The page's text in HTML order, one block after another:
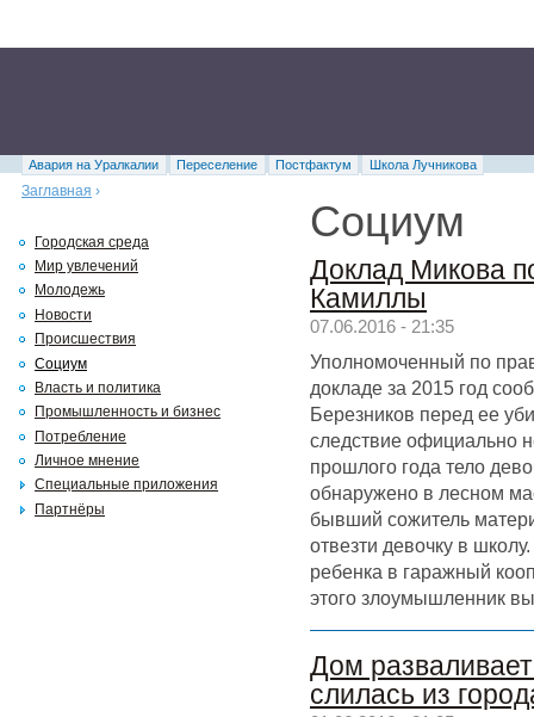
Авария на Уралкалии Переселение Постфактум
Школа Лучникова
Заглавная ›
Социум
Доклад Микова
Камиллы
07.06.2016 - 21:35
Уполномоченный по
докладе за 2015 год
Березников перед ее
следствие официально
прошлого года тело
обнаружено в лесном
бывший сожитель
отвезти девочку в
ребенка в гаражный
этого злоумышленник
Дом
слилась из
Городская среда
Мир увлечений
Молодежь
Новости
Происшествия
Социум
Власть и политика
Промышленность и бизнес
Потребление
Личное мнение
Специальные приложения
Партнёры